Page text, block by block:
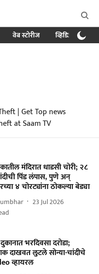
वेब स्टोरीज व्हिडिओ
| Get Top news
at Saam TV
मंदिरात धाडसी चोरी; २८
पिंड लंपास, पुणे अन्
४ चोरट्यांना ठोकल्या बेड्या
23 Jul 2026
भरदिवसा दरोडा;
दाखवत लुटले सोन्या-चांदीचे
व्हायरल